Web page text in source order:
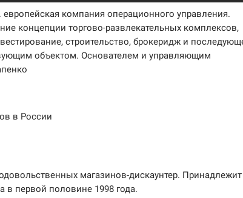
европейская компания операционного управления.
концепции торгово-развлекательных комплексов,
строительство, брокеридж и
объектом. Основателем и управляющим
в России
магазинов-дискаунтер. Принадлежит
в первой половине 1998 года.